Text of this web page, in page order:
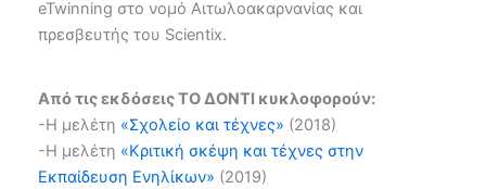
eTwinning στο νομό Αιτωλοακαρνανίας και
πρεσβευτής του Scientix.
Από τις εκδόσεις ΤΟ ΔΟΝΤΙ κυκλοφορούν:
-Η μελέτη «Σχολείο και τέχνες» (2018)
-Η μελέτη «Κριτική σκέψη και τέχνες στην
Εκπαίδευση Ενηλίκων» (2019)